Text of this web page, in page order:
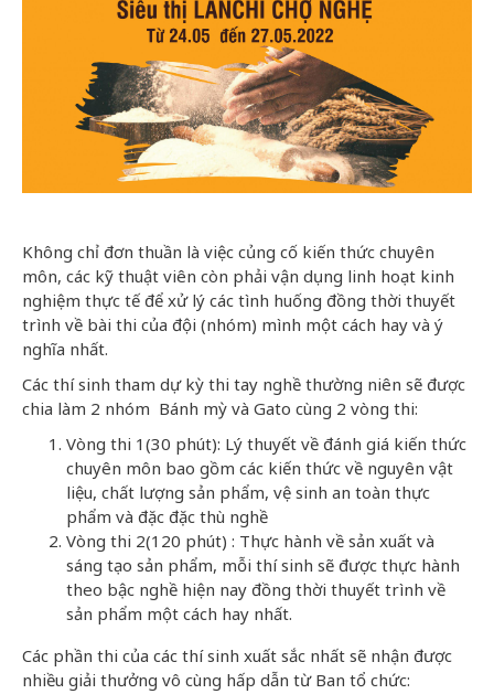
Không chỉ đơn thuần là việc củng cố kiến thức chuyên
môn, các kỹ thuật viên còn phải vận dụng linh hoạt kinh
nghiệm thực tế để xử lý các tình huống đồng thời thuyết
trình về bài thi của đội (nhóm) mình một cách hay và ý
nghĩa nhất.
Các thí sinh tham dự kỳ thi tay nghề thường niên sẽ được
chia làm 2 nhóm Bánh mỳ và Gato cùng 2 vòng thi:
Vòng thi 1(30 phút): Lý thuyết về đánh giá kiến thức
chuyên môn bao gồm các kiến thức về nguyên vật
liệu, chất lượng sản phẩm, vệ sinh an toàn thực
phẩm và đặc đặc thù nghề
Vòng thi 2(120 phút) : Thực hành về sản xuất và
sáng tạo sản phẩm, mỗi thí sinh sẽ được thực hành
theo bậc nghề hiện nay đồng thời thuyết trình về
sản phẩm một cách hay nhất.
Các phần thi của các thí sinh xuất sắc nhất sẽ nhận được
nhiều giải thưởng vô cùng hấp dẫn từ Ban tổ chức: